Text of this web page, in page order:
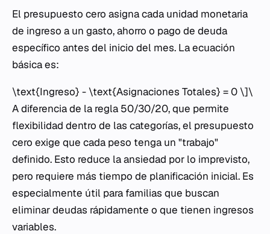
El presupuesto cero asigna cada unidad monetaria
de ingreso a un gasto, ahorro o pago de deuda
específico antes del inicio del mes. La ecuación
básica es:
\text{Ingreso} - \text{Asignaciones Totales} = 0 \]\
A diferencia de la regla 50/30/20, que permite
flexibilidad dentro de las categorías, el presupuesto
cero exige que cada peso tenga un "trabajo"
definido. Esto reduce la ansiedad por lo imprevisto,
pero requiere más tiempo de planificación inicial. Es
especialmente útil para familias que buscan
eliminar deudas rápidamente o que tienen ingresos
variables.